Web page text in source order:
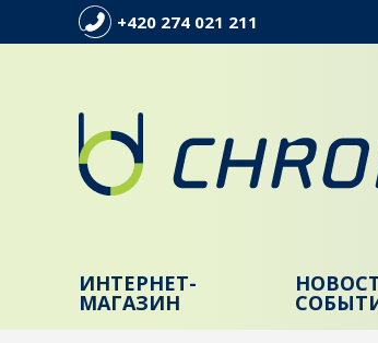
+420 274 021 211
ИНТЕРНЕТ-
МАГАЗИН